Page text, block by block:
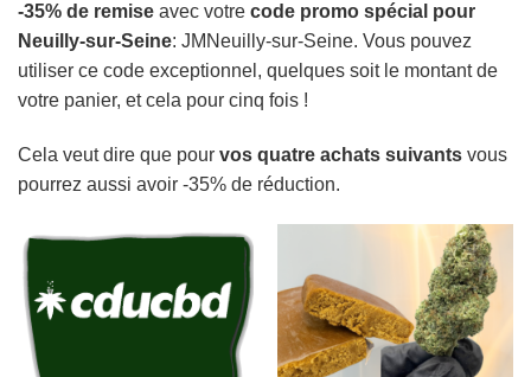
-35% de remise avec votre code promo spécial pour
Neuilly-sur-Seine: JMNeuilly-sur-Seine. Vous pouvez
utiliser ce code exceptionnel, quelques soit le montant de
votre panier, et cela pour cinq fois !
Cela veut dire que pour vos quatre achats suivants vous
pourrez aussi avoir -35% de réduction.